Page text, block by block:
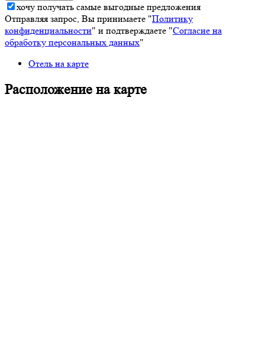
хочу получать самые выгодные предложения
Отправляя запрос, Вы принимаете "Политику
конфиденциальности" и подтверждаете "Согласие на
обработку персональных данных"
Отель на карте
Расположение на карте